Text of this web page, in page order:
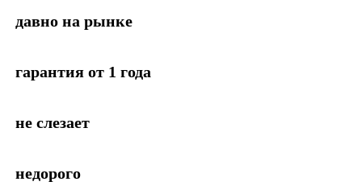
давно на рынке
гарантия от 1 года
не слезает
недорого